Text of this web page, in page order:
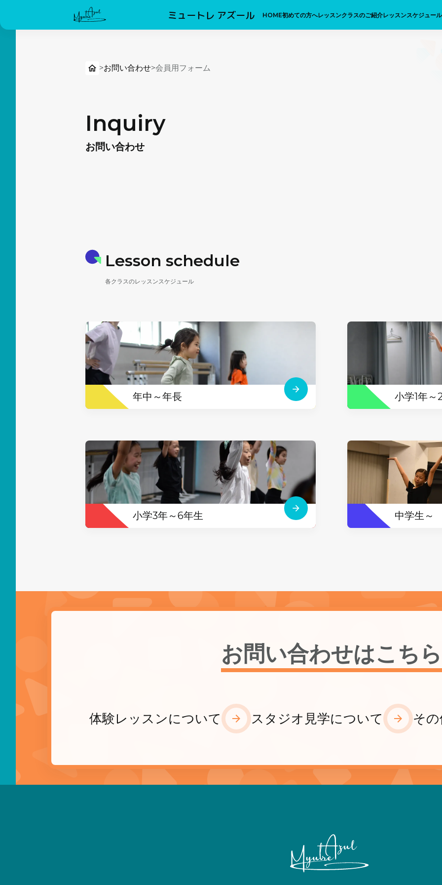
ミュートレ アズール HOME初めての方へレッスンクラスのご紹介レッスンスケジュール
>お問い合わせ>会員用フォーム
Inquiry
お問い合わせ
Lesson schedule
各クラスのレッスンスケジュール
年中～年長 小学1年～
小学3年～6年生 中学生～
お問い合わせはこちら
体験レッスンについて スタジオ見学について そ